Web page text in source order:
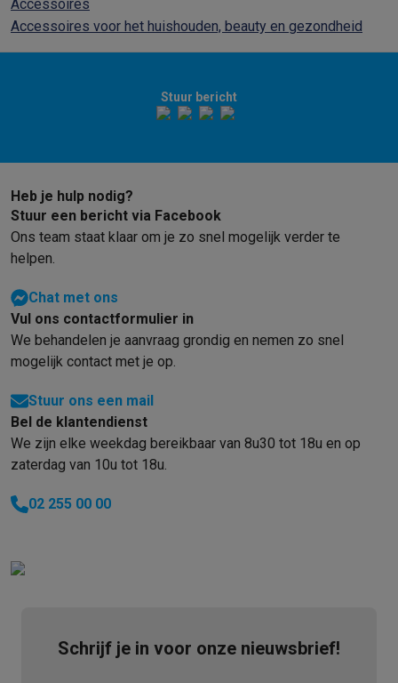
Accessoires
Accessoires voor het huishouden, beauty en gezondheid
Stuur bericht
Heb je hulp nodig?
Stuur een bericht via Facebook
Ons team staat klaar om je zo snel mogelijk verder te
helpen.
Chat met ons
Vul ons contactformulier in
We behandelen je aanvraag grondig en nemen zo snel
mogelijk contact met je op.
Stuur ons een mail
Bel de klantendienst
We zijn elke weekdag bereikbaar van 8u30 tot 18u en op
zaterdag van 10u tot 18u.
02 255 00 00
Schrijf je in voor onze nieuwsbrief!